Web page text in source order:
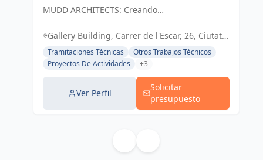
MUDD ARCHITECTS: Creando
innovador y pasión. Tu visión,
nuestra realidad.
Gallery Building, Carrer de l'Escar, 26, Ciutat
Vella, 08039 Barcelona, España, España
Tramitaciones Técnicas
Otros Trabajos Técnicos
Proyectos De Actividades
+3
Ver Perfil
Solicitar
presupuesto